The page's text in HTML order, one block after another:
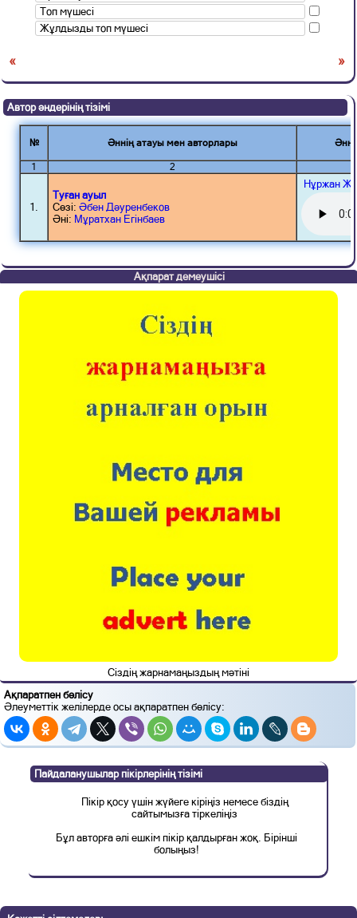
Топ мүшесі
Жұлдызды топ мүшесі
« »
Автор әндерінің тізімі
№ Әннің атауы мен авторлары
1 2
1.
Туған ауыл
Сөзі: Әбен Дәуренбеков
Әні: Мұратхан Егінбаев
Нұржан
Ақпарат демеушісі
Сіздің жарнамаңыздың мәтіні
Ақпаратпен бөлісу
Әлеуметтік желілерде осы ақпаратпен бөлісу:
Пайдаланушылар пікірлерінің тізімі
Пікір қосу үшін жүйеге кіріңіз немесе біздің
сайтымызға тіркеліңіз
Бұл авторға әлі ешкім пікір қалдырған жоқ. Бірінші
болыңыз!